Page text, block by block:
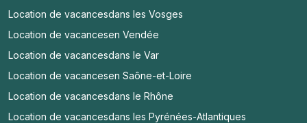
Location de vacancesdans les Vosges
Location de vacancesen Vendée
Location de vacancesdans le Var
Location de vacancesen Saône-et-Loire
Location de vacancesdans le Rhône
Location de vacancesdans les Pyrénées-Atlantiques